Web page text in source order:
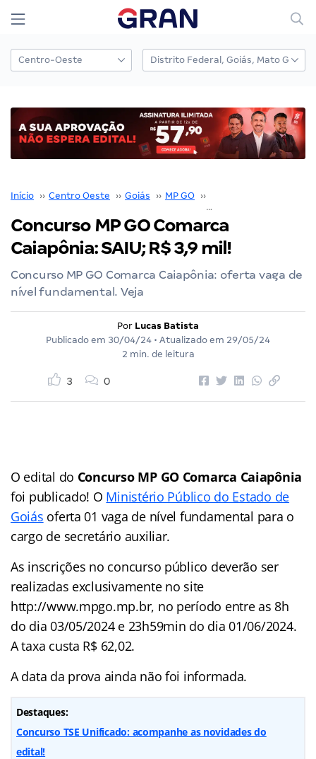
Início ›› Centro Oeste ›› Goiás ›› MP GO ››
Concurso MP GO Comarca
Caiapônia: SAIU; R$ 3,9 mil!
Concurso MP GO Comarca Caiapônia: oferta vaga de
nível fundamental. Veja
Por Lucas Batista
Publicado em 30/04/24 • Atualizado em 29/05/24
2 min. de leitura
3 0
O edital do Concurso MP GO Comarca Caiapônia
foi publicado! O Ministério Público do Estado de
Goiás oferta 01 vaga de nível fundamental para o
cargo de secretário auxiliar.
As inscrições no concurso público deverão ser
realizadas exclusivamente no site
http://www.mpgo.mp.br, no período entre as 8h
do dia 03/05/2024 e 23h59min do dia 01/06/2024.
A taxa custa R$ 62,02.
A data da prova ainda não foi informada.
Destaques:
Concurso TSE Unificado: acompanhe as novidades do
edital!